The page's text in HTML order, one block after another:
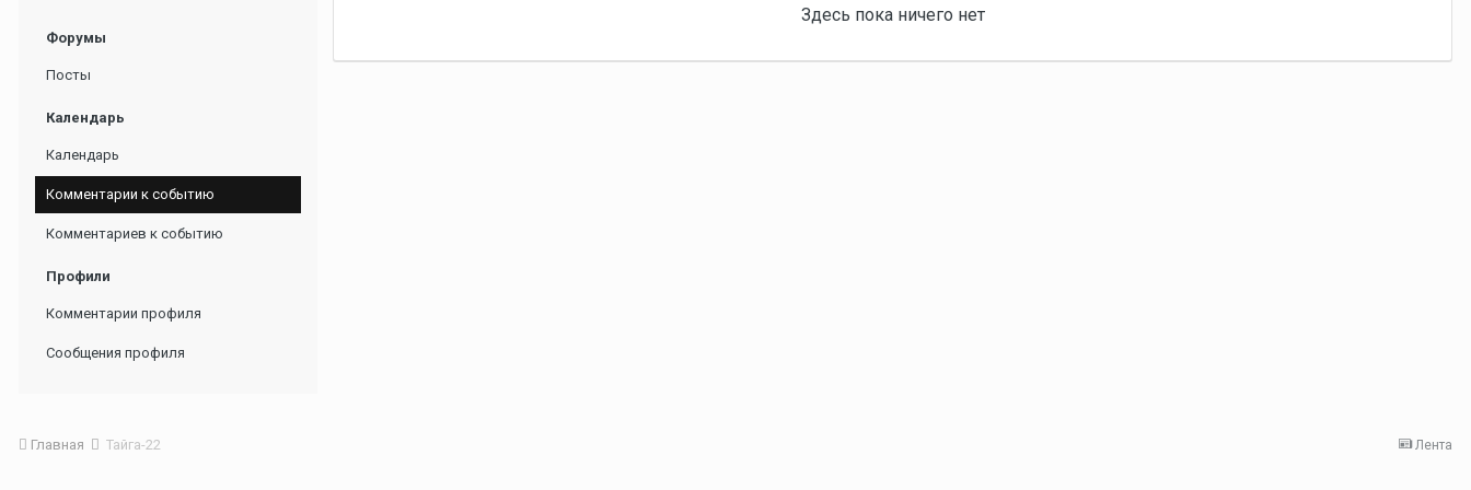
Форумы
Посты
Календарь
Календарь
Комментарии к событию
Комментариев к событию
Профили
Комментарии профиля
Сообщения профиля
Здесь пока ничего нет
Лента
Главная Тайга-22